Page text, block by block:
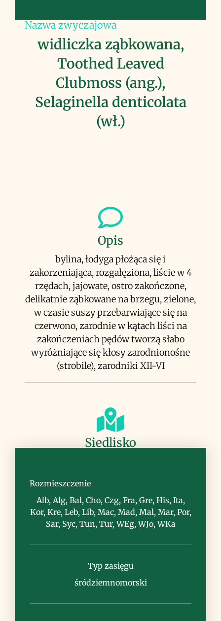
Nazwa zwyczajowa
widliczka ząbkowana,
Toothed Leaved
Clubmoss (ang.),
Selaginella denticolata
(wł.)
Opis
bylina, łodyga płożąca się i
zakorzeniająca, rozgałęziona, liście w 4
rzędach, jajowate, ostro zakończone,
delikatnie ząbkowane na brzegu, zielone,
w czasie suszy przebarwiające się na
czerwono, zarodnie w kątach liści na
zakończeniach pędów tworzą słabo
wyróżniające się kłosy zarodnionośne
(strobile), zarodniki XII-VI
Siedlisko
Rozmieszczenie
Alb, Alg, Bal, Cho, Czg, Fra, Gre, His, Ita,
Kor, Kre, Leb, Lib, Mac, Mad, Mal, Mar, Por,
Sar, Syc, Tun, Tur, WEg, WJo, WKa
Typ zasięgu
śródziemnomorski